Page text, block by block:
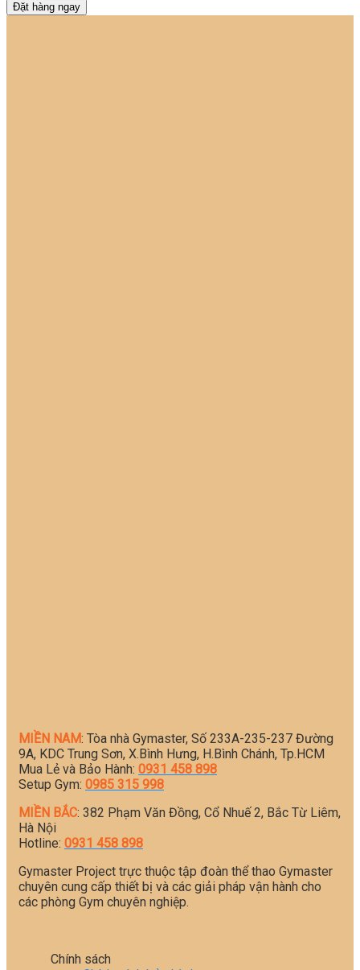
Đặt hàng ngay
MIỀN NAM: Tòa nhà Gymaster, Số 233A-235-237 Đường
9A, KDC Trung Sơn, X.Bình Hưng, H.Bình Chánh, Tp.HCM
Mua Lẻ và Bảo Hành: 0931 458 898
Setup Gym: 0985 315 998
MIỀN BẮC: 382 Phạm Văn Đồng, Cổ Nhuế 2, Bắc Từ Liêm,
Hà Nội
Hotline: 0931 458 898
Gymaster Project trực thuộc tập đoàn thể thao Gymaster
chuyên cung cấp thiết bị và các giải pháp vận hành cho
các phòng Gym chuyên nghiệp.
Chính sách